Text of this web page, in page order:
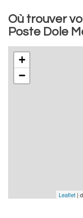
Où trouver
Poste Dole
+
−
Leaflet |